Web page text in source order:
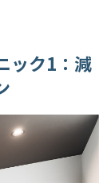
ック1：減